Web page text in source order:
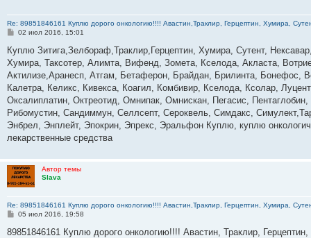
Re: 89851846161 Куплю дорого онкологию!!!! Авастин,Траклир, Герцептин, Хумира,
С
о
б
щ
е
и
е
02 июл 2016, 15:01
Куплю Зитига,Зелбораф,Траклир,Герцептин, Хумира, Сутент,
Хумира, Таксотер, Алимта, Вифенд, Зомета, Кселода, Акласта,
Актилизе,Аранесп, Атгам, Бетаферон, Брайдан, Брилинта, Бонефос,
Калетра, Келикс, Кивекса, Коагил, Комбивир, Кселода, Ксолар,
Оксалиплатин, Октреотид, Омнипак, Омнискан, Пегасис,
Рибомустин, Сандиммун, Селлсепт, Сероквель, Симдакс,
Энбрел, Энплейт, Эпокрин, Эпрекс, Эральфон Куплю, куплю
лекарственные средства
Автор темы
Slava
Re: 89851846161 Куплю дорого онкологию!!!! Авастин,Траклир, Герцептин, Хумира,
С
о
05 июл 2016, 19:58
89851846161 Куплю дорого онкологию!!!! Авастин, Траклир,